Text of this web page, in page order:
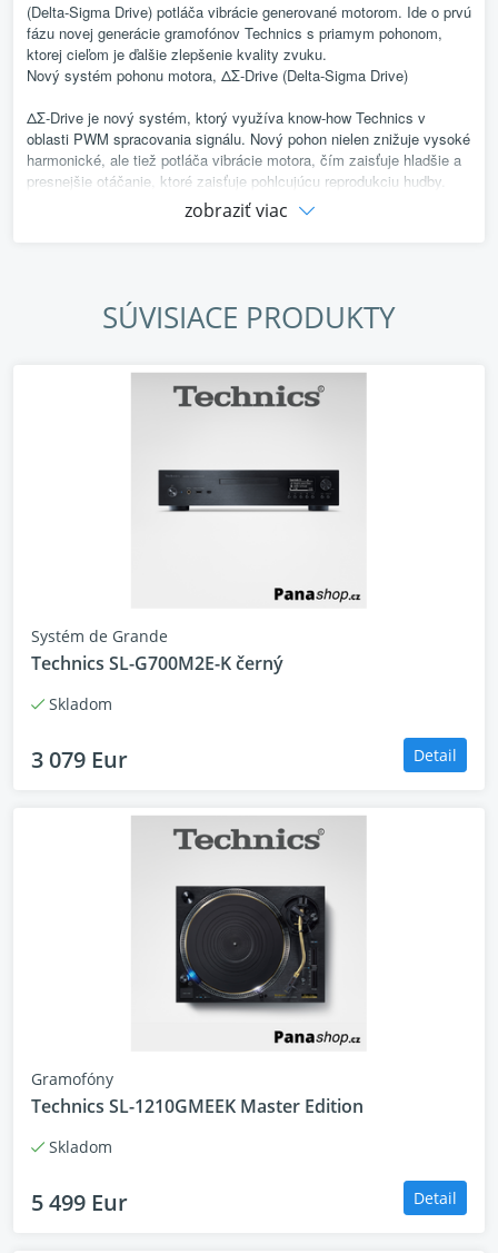
(Delta-Sigma Drive) potláča vibrácie generované motorom. Ide o prvú
fázu novej generácie gramofónov Technics s priamym pohonom,
ktorej cieľom je ďalšie zlepšenie kvality zvuku.
Nový systém pohonu motora, ΔΣ-Drive (Delta-Sigma Drive)
ΔΣ-Drive je nový systém, ktorý využíva know-how Technics v
oblasti PWM spracovania signálu. Nový pohon nielen znižuje vysoké
harmonické, ale tiež potláča vibrácie motora, čím zaisťuje hladšie a
presnejšie otáčanie, ktoré zaisťuje pohlcujúcu reprodukciu hudby.
zobraziť viac
SÚVISIACE PRODUKTY
Systém de Grande
Technics SL-G700M2E-K černý
Skladom
3 079 Eur Detail
Gramofóny
Technics SL-1210GMEEK Master Edition
Skladom
5 499 Eur Detail